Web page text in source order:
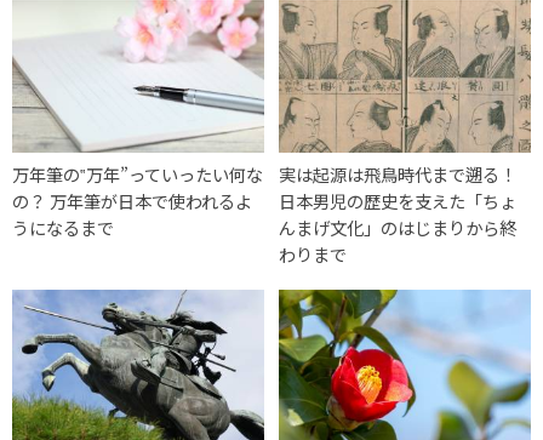
万年筆の‟万年”っていったい何な
の？ 万年筆が日本で使われるよ
うになるまで
実は起源は飛鳥時代まで遡る！
日本男児の歴史を支えた「ちょ
んまげ文化」のはじまりから終
わりまで